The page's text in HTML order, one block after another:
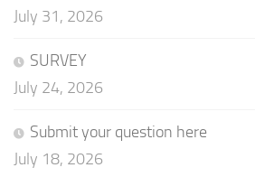
July 31, 2026
SURVEY
July 24, 2026
Submit your question here
July 18, 2026